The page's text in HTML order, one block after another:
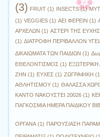
(3) FRUIT (1) INSECTS(1)
(1) VEGGIES (1) ΑΕΙ ΦΕΡΕΙΝ (1)
ΑΡΧΕΛΩΝ (1) ΑΣΤΕΡΙ ΤΗΣ ΕΥΧΗΣ
(1) ΔΙΑΤΡΟΦΗ ΠΕΡΙΒΑΛΛΟΝ
ΔΙΚΑΙΩΜΑΤΑ ΤΩΝ ΠΑΙΔΙΩΝ (1)
ΕΘΕΛΟΝΤΙΣΜΟΣ (1)
ΖΗΝ (1) ΕΥΧΕΣ (1) ΖΩΓΡΑΦΙΚΗ
ΑΘΛΗΤΙΣΜΟΥ (1) ΘΑΛΑΣΣΑ
ΚΑΝΤΟ ΝΆΚΟΥΣΤΕΙ 20026 (1)
ΠΑΓΚΟΣΜΙΑ ΗΜΕΡΑ ΠΑΙΔΙΚΟΥ
ΟΡΓΑΝΑ (1) ΠΑΡΟΥΣΙΑΣΗ